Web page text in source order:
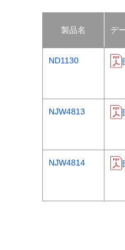
製品名 デ
ND1130
NJW4813
NJW4814